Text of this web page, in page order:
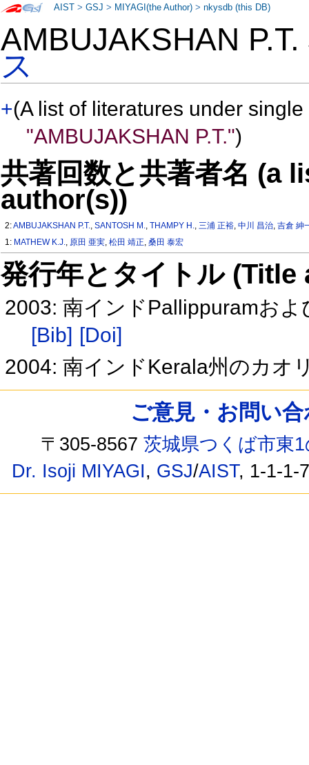
AMBUJAKSHAN
ス
+(A list of literatures under
"AMBUJAKSHAN P.T.")
共著回数と共著者名 (a
author(s))
2:AMBUJAKSHAN P.T.,SANTOSH M.,THAMPY H.,三浦 正裕,中川 昌治,吉倉 紳
1: MATHEW K.J., 原田 亜実,松田 靖正,桑田 泰宏
発行年とタイトル
2003: 南インドPallippuramお
[Bib] [Doi]
2004: 南インドKerala州のカオ
AIST >GSJ > MIYAGI(the Author) >nkysdb (this DB)
ご意見・お問い
〒305-8567茨城県つくば市東
Dr. Isoji MIYAGI, GSJ/AIST, 1-1-1-